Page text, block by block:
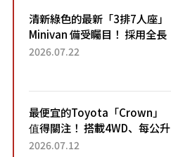
清新綠色的最新「3排7人座」
Minivan 備受矚目！ 採用全長
4.7公尺剛剛好的車身尺寸與
2026.07.22
最便宜的Toyota「Crown」
值得關注！ 搭載4WD、每公升
22.4公里低油耗表現超亮眼！
2026.07.12